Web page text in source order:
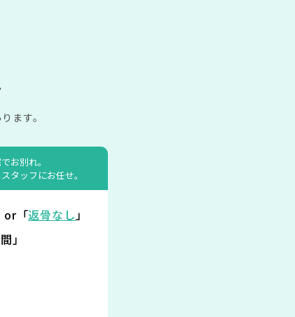
ます。
お別れ。
タッフにお任せ。
or「返骨なし」
」